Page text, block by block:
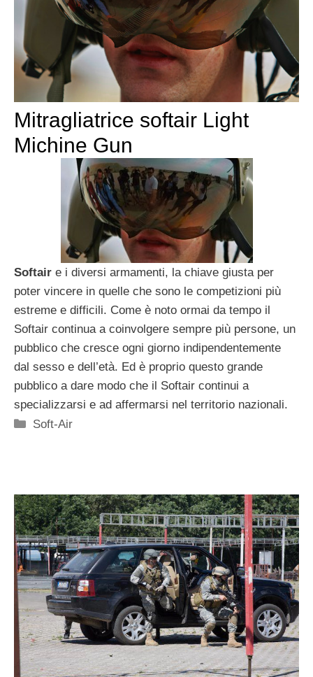
Mitragliatrice softair Light
Michine Gun
Softair e i diversi armamenti, la chiave giusta per
poter vincere in quelle che sono le competizioni più
estreme e difficili. Come è noto ormai da tempo il
Softair continua a coinvolgere sempre più persone, un
pubblico che cresce ogni giorno indipendentemente
dal sesso e dell’età. Ed è proprio questo grande
pubblico a dare modo che il Softair continui a
specializzarsi e ad affermarsi nel territorio nazionali.
Categorie
Soft-Air